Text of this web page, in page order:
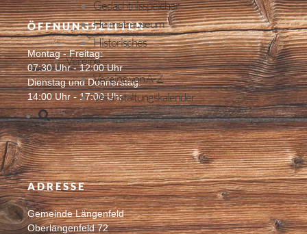
Gedächtnisspeicher
Heimatmuseum
Historisches
Vereine
Vereine von A-Z
Veranstaltungskalender
ÖFFNUNGSZEITEN
Montag - Freitag:
07:30 Uhr - 12:00 Uhr
Dienstag und Donnerstag:
14:00 Uhr - 17:00 Uhr
ADRESSE
Gemeinde Längenfeld
Oberlängenfeld 72